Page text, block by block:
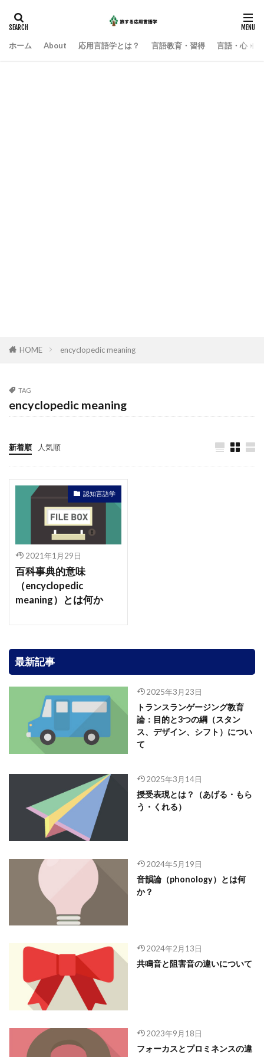
ホーム About 応用言語学とは？ 言語教育・習得 言語・心・
HOME encyclopedic meaning
TAG
encyclopedic meaning
新着順 人気順
認知言語学
2021年1月29日
百科事典的意味
（encyclopedic
meaning）とは何か
最新記事
2025年3月23日
トランスランゲージング教育
論：目的と3つの綱（スタン
ス、デザイン、シフト）につい
て
2025年3月14日
授受表現とは？（あげる・もら
う・くれる）
2024年5月19日
音韻論（phonology）とは何
か？
2024年2月13日
共鳴音と阻害音の違いについて
2023年9月18日
フォーカスとプロミネンスの違